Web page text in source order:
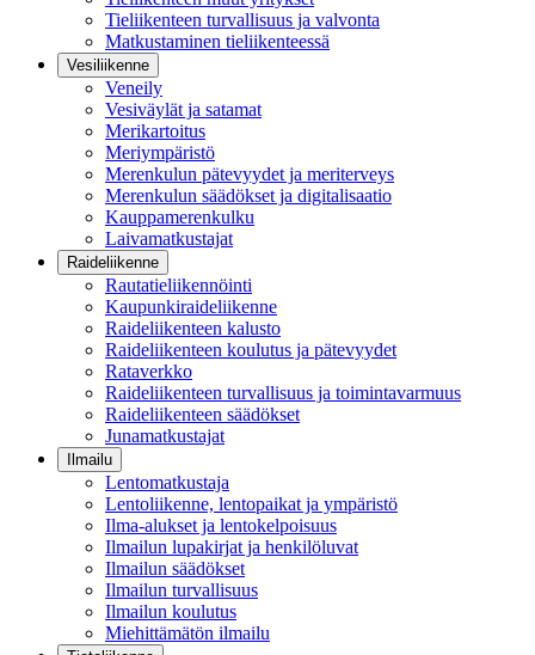
Tieliikenteen turvallisuus ja valvonta
Matkustaminen tieliikenteessä
Vesiliikenne
Veneily
Vesiväylät ja satamat
Merikartoitus
Meriympäristö
Merenkulun pätevyydet ja meriterveys
Merenkulun säädökset ja digitalisaatio
Kauppamerenkulku
Laivamatkustajat
Raideliikenne
Rautatieliikennöinti
Kaupunkiraideliikenne
Raideliikenteen kalusto
Raideliikenteen koulutus ja pätevyydet
Rataverkko
Raideliikenteen turvallisuus ja toimintavarmuus
Raideliikenteen säädökset
Junamatkustajat
Ilmailu
Lentomatkustaja
Lentoliikenne, lentopaikat ja ympäristö
Ilma-alukset ja lentokelpoisuus
Ilmailun lupakirjat ja henkilöluvat
Ilmailun säädökset
Ilmailun turvallisuus
Ilmailun koulutus
Miehittämätön ilmailu